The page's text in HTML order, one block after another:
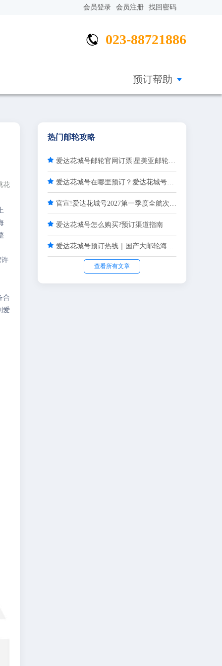
会员登录 会员注册 找回密码
 023-88721886
预订帮助 
花
许
合
爱
热门邮轮攻略
 爱达花城号邮轮官网订票|星美亚邮轮正规渠道，解锁国产巨轮海上度假
 爱达花城号在哪里预订？爱达花城号预订渠道推荐
 官宣!爱达花城号2027第一季度全航次公布-星美亚邮轮官方渠道火热预订
 爱达花城号怎么购买?预订渠道指南
 爱达花城号预订热线｜国产大邮轮海上度假，正规渠道省心预订
查看所有文章